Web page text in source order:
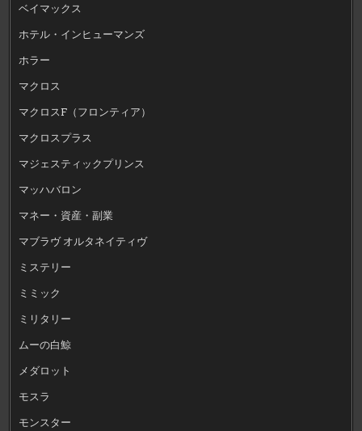
ベイマックス
ホテル・インヒューマンズ
ホラー
マクロス
マクロスF（フロンティア）
マクロスプラス
マジェスティックプリンス
マッハバロン
マネー・資産・副業
マブラヴ オルタネイティヴ
ミステリー
ミミック
ミリタリー
ムーの白鯨
メダロット
モスラ
モンスター